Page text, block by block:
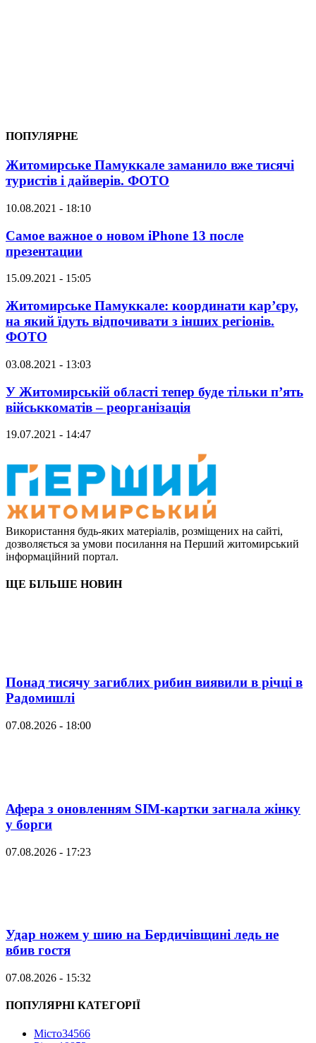
ПОПУЛЯРНЕ
Житомирське Памуккале заманило вже тисячі
туристів і дайверів. ФОТО
10.08.2021 - 18:10
Самое важное о новом iPhone 13 после
презентации
15.09.2021 - 15:05
Житомирське Памуккале: координати кар’єру,
на який їдуть відпочивати з інших регіонів.
ФОТО
03.08.2021 - 13:03
У Житомирській області тепер буде тільки п’ять
військкоматів – реорганізація
19.07.2021 - 14:47
Використання будь-яких матеріалів, розміщених на сайті,
дозволяється за умови посилання на Перший житомирський
інформаційний портал.
ЩЕ БІЛЬШЕ НОВИН
Понад тисячу загиблих рибин виявили в річці в
Радомишлі
07.08.2026 - 18:00
Афера з оновленням SIM-картки загнала жінку
у борги
07.08.2026 - 17:23
Удар ножем у шию на Бердичівщині ледь не
вбив гостя
07.08.2026 - 15:32
ПОПУЛЯРНІ КАТЕГОРІЇ
Місто34566